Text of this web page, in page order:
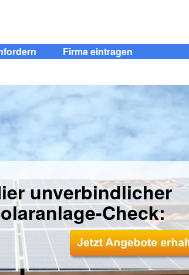
Firma eintragen
unverbindlicher
Check: